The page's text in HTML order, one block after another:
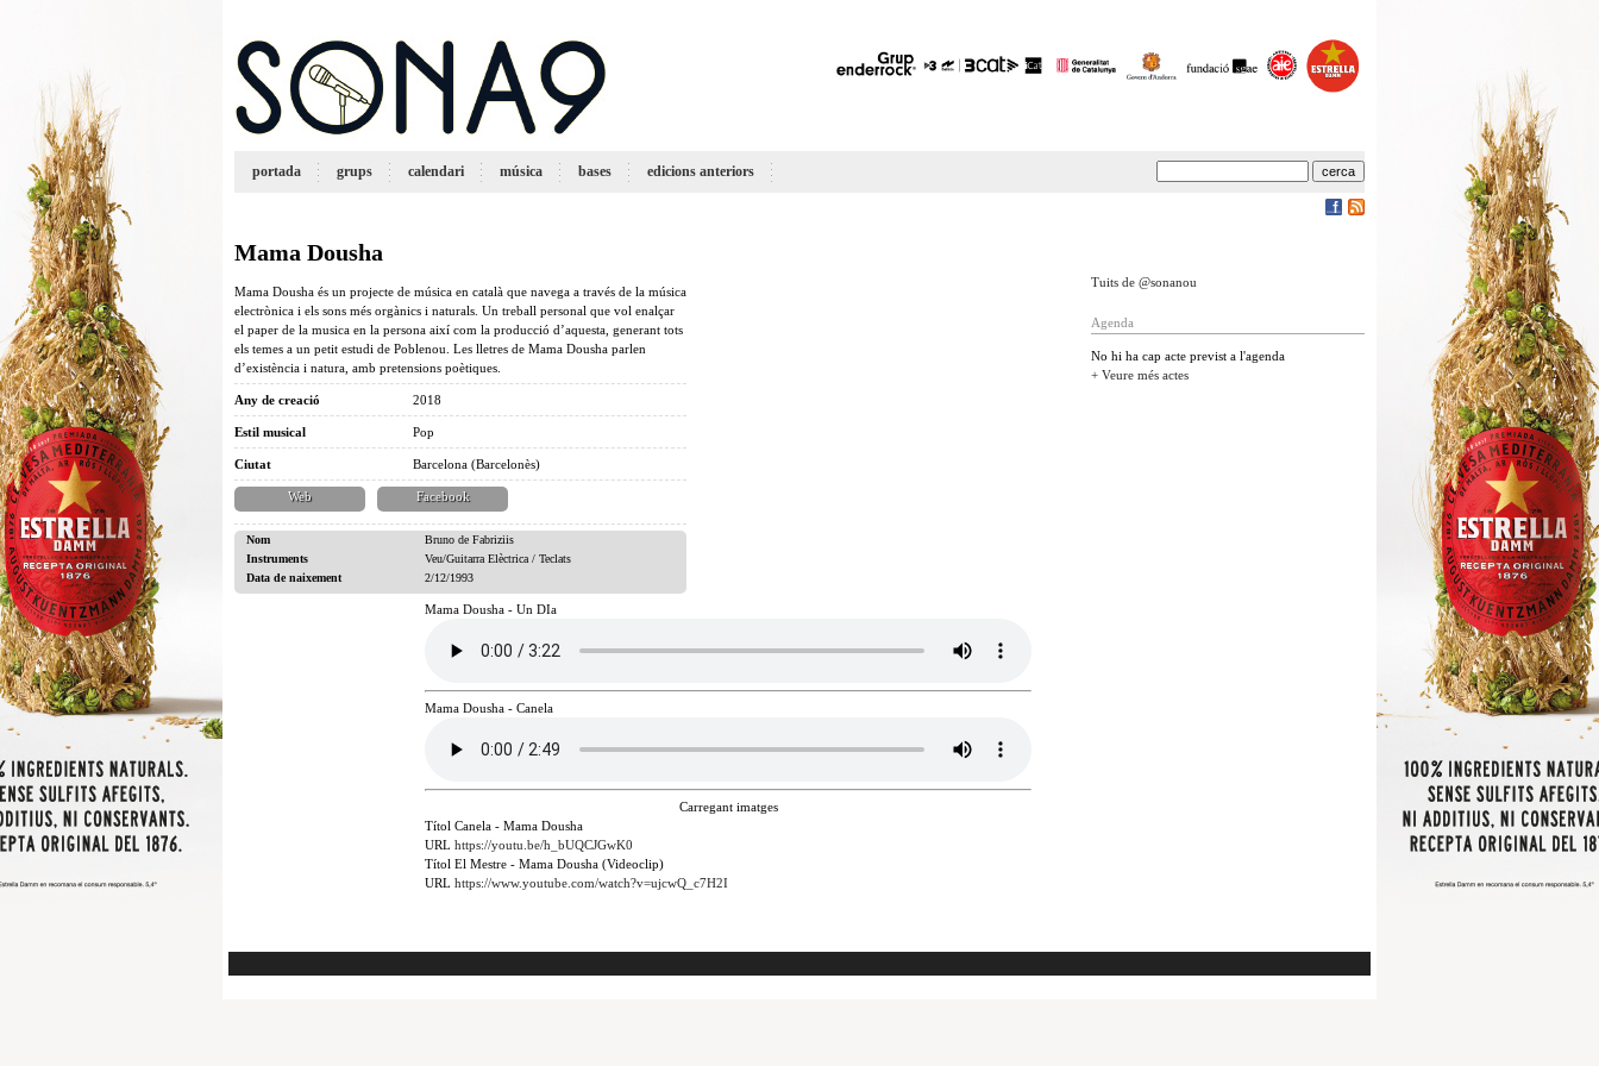
portada grups calendari música bases edicions anteriors
Mama Dousha
Mama Dousha és un projecte de música en català que navega a través de la música
electrònica i els sons més orgànics i naturals. Un treball personal que vol enalçar
el paper de la musica en la persona així com la producció d’aquesta, generant tots
els temes a un petit estudi de Poblenou. Les lletres de Mama Dousha parlen
d’existència i natura, amb pretensions poètiques.
Any de creació 2018
Estil musical Pop
Ciutat Barcelona (Barcelonès)
Web Facebook
Nom
Bruno de Fabriziis
Instruments
Veu/Guitarra Elèctrica / Teclats
Data de naixement
2/12/1993
Mama Dousha - Un DIa
Mama Dousha - Canela
Carregant imatges
Títol Canela - Mama Dousha
URL https://youtu.be/h_bUQCJGwK0
Títol El Mestre - Mama Dousha (Videoclip)
URL https://www.youtube.com/watch?v=ujcwQ_c7H2I
Tuits de @sonanou
Agenda
No hi ha cap acte previst a l'agenda
+ Veure més actes